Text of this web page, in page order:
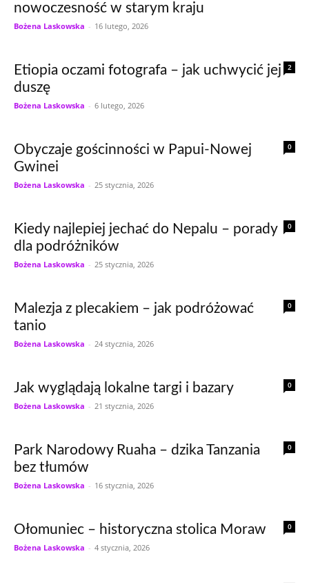
nowoczesność w starym kraju
Bożena Laskowska - 16 lutego, 2026
2
Etiopia oczami fotografa – jak uchwycić jej
duszę
Bożena Laskowska - 6 lutego, 2026
0
Obyczaje gościnności w Papui-Nowej
Gwinei
Bożena Laskowska - 25 stycznia, 2026
0
Kiedy najlepiej jechać do Nepalu – porady
dla podróżników
Bożena Laskowska - 25 stycznia, 2026
0
Malezja z plecakiem – jak podróżować
tanio
Bożena Laskowska - 24 stycznia, 2026
0
Jak wyglądają lokalne targi i bazary
Bożena Laskowska - 21 stycznia, 2026
0
Park Narodowy Ruaha – dzika Tanzania
bez tłumów
Bożena Laskowska - 16 stycznia, 2026
0
Ołomuniec – historyczna stolica Moraw
Bożena Laskowska - 4 stycznia, 2026